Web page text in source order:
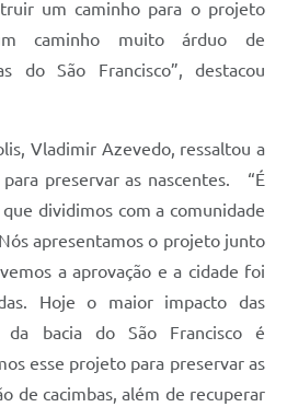
um caminho para o projeto
caminho muito árduo de
do São Francisco”, destacou
Vladimir Azevedo, ressaltou a
preservar as nascentes. “É
dividimos com a comunidade
apresentamos o projeto junto
a aprovação e a cidade foi
Hoje o maior impacto das
da bacia do São Francisco é
esse projeto para preservar as
de cacimbas, além de recuperar